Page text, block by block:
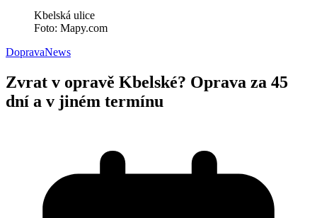
Kbelská ulice
Foto: Mapy.com
DopravaNews
Zvrat v opravě Kbelské? Oprava za 45
dní a v jiném termínu